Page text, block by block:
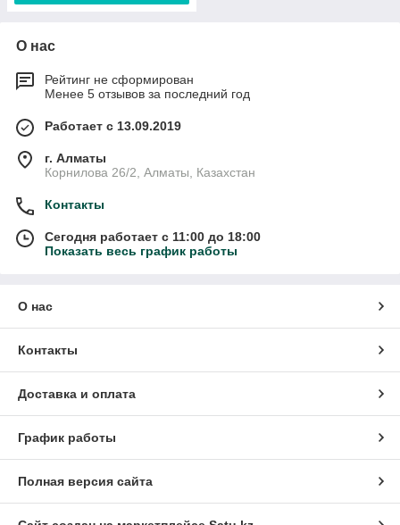
О нас
Рейтинг не сформирован
Менее 5 отзывов за последний год
Работает с 13.09.2019
г. Алматы
Корнилова 26/2, Алматы, Казахстан
Контакты
Сегодня работает с 11:00 до 18:00
Показать весь график работы
О нас
Контакты
Доставка и оплата
График работы
Полная версия сайта